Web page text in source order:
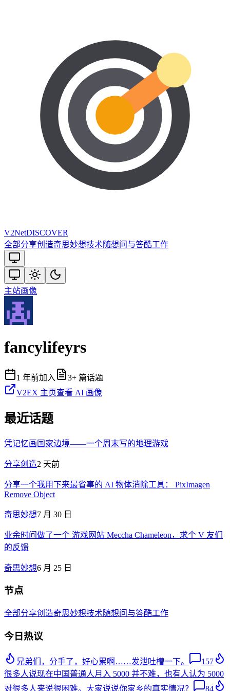
V2NetDISCOVER
全部分享创造奇思妙想技术随想问与答酷工作
主站画像
fancylifeyrs
1 年前加入 3+ 篇话题
V2EX 主页查看 AI 画像
最近话题
凭记忆画国家边境——一个周末写的地理游戏
分享创造2 天前
分享一个我用下来最省事的 AI 物体消除工具： PixImagen
Remove Object
奇思妙想7 月 30 日
业余时间做了一个 游戏网站 Meccha Chameleon，求个 V 友们
的反馈
奇思妙想6 月 25 日
节点
全部分享创造奇思妙想技术随想问与答酷工作
今日热议
兄弟们，分手了，好心累啊……发泄吐槽一下。
157
很多人说现在中国普通人月入 5000 并不难，也有人认为 5000
对很多人来说很困难。大家说说你家乡的真实情况？
84